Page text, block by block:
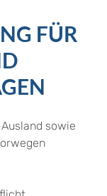
FÜR
sowie